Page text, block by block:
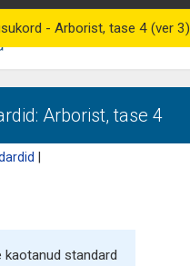
Arborist, tase 4
- Arborist, tase 4 (ver 3)
kaotanud standard